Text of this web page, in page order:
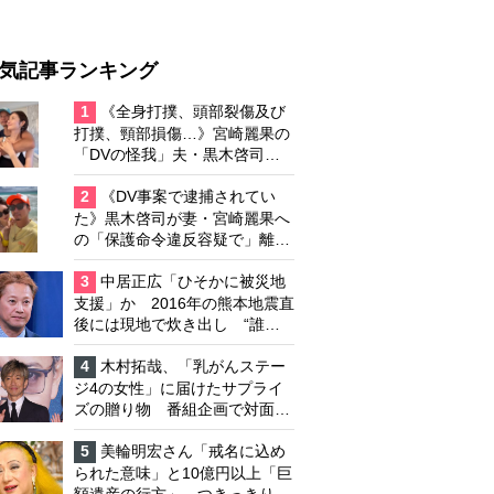
記事ランキング
1
《全身打撲、頭部裂傷及び
打撲、頸部損傷…》宮崎麗果の
「DVの怪我」夫・黒木啓司の
逮捕で始まる「夫婦の闘争」
2
《DV事案で逮捕されてい
た》黒木啓司が妻・宮崎麗果へ
の「保護命令違反容疑で」離婚
協議は「第二ステージ」へ
3
中居正広「ひそかに被災地
支援」か 2016年の熊本地震直
後には現地で炊き出し “誰に
も知られなくて良い”と、むし
ろ強まる福祉活動への思い
4
木村拓哉、「乳がんステー
ジ4の女性」に届けたサプライ
ズの贈り物 番組企画で対面し
たファンが、夢と希望を与える
心遣いに「うれしくて号泣しま
した」
5
美輪明宏さん「戒名に込め
られた意味」と10億円以上「巨